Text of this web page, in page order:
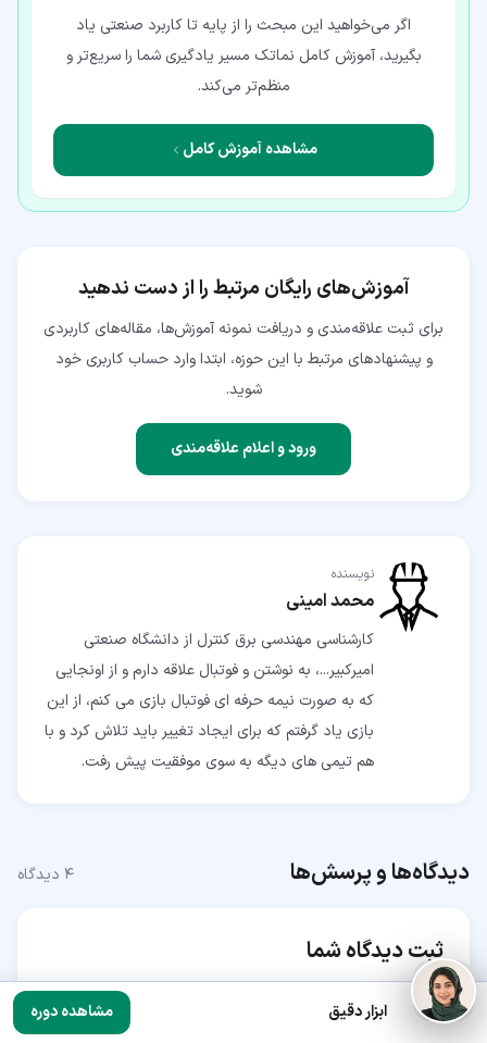
اگر می‌خواهید این مبحث را از پایه تا کاربرد صنعتی یاد
بگیرید، آموزش کامل نماتک مسیر یادگیری شما را سریع‌تر و
منظم‌تر می‌کند.
مشاهده آموزش کامل
آموزش‌های رایگان مرتبط را از دست ندهید
برای ثبت علاقه‌مندی و دریافت نمونه آموزش‌ها، مقاله‌های کاربردی
و پیشنهادهای مرتبط با این حوزه، ابتدا وارد حساب کاربری خود
شوید.
ورود و اعلام علاقه‌مندی
نویسنده
محمد امینی
کارشناسی مهندسی برق کنترل از دانشگاه صنعتی
امیرکبیر...، به نوشتن و فوتبال علاقه دارم و از اونجایی
که به صورت نیمه حرفه‌ ای فوتبال بازی می کنم، از این
بازی یاد گرفتم که برای ایجاد تغییر باید تلاش کرد و با
هم تیمی های دیگه به سوی موفقیت پیش رفت.
دیدگاه‌ها و پرسش‌ها ۴ دیدگاه
ثبت دیدگاه شما
ابزار دقیق مشاهده دوره